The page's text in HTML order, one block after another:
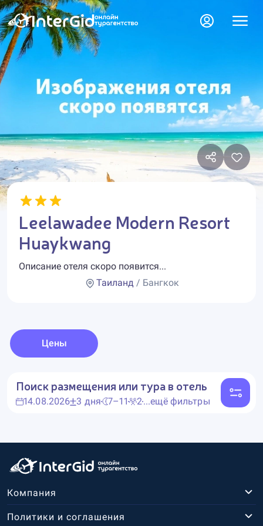
Leelawadee Modern Resort
Huaykwang
Описание отеля скоро появится...
Таиланд / Бангкок
Цены
Поиск размещения или тура в отель
14.08.2026 3 дня 7–11 2...ещё фильтры
Компания
Политики и соглашения